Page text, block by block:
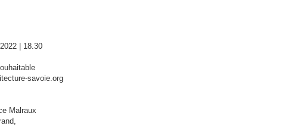
| 18.30
savoie.org
Malraux